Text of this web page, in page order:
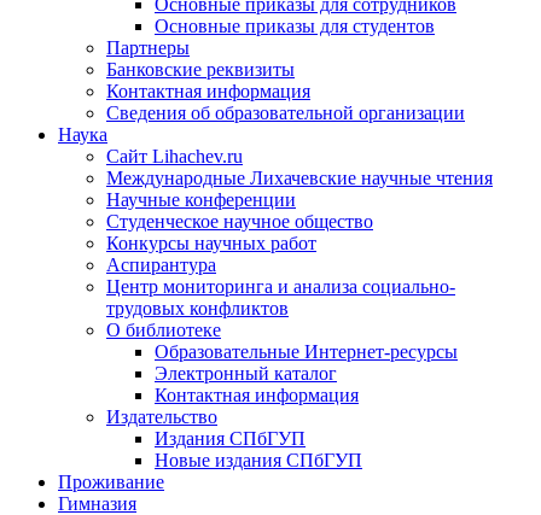
Основные приказы для сотрудников
Основные приказы для студентов
Партнеры
Банковские реквизиты
Контактная информация
Сведения об образовательной организации
Наука
Сайт Lihachev.ru
Международные Лихачевские научные чтения
Научные конференции
Студенческое научное общество
Конкурсы научных работ
Аспирантура
Центр мониторинга и анализа социально-
трудовых конфликтов
О библиотеке
Образовательные Интернет-ресурсы
Электронный каталог
Контактная информация
Издательство
Издания СПбГУП
Новые издания СПбГУП
Проживание
Гимназия